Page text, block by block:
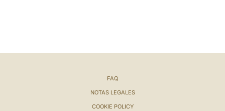
FAQ
NOTAS LEGALES
COOKIE POLICY